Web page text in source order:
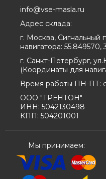
info@vse-masla.ru
Адрес склада:
г. Москва, Сигнальный
навигатора: 55.849570,
г. Санкт-Петербург,
(Координаты для
Время работы ПН-ПТ:
ООО "ТРЕНТОН"
ИНН: 5042130498
КПП: 504201001
Мы принимаем: